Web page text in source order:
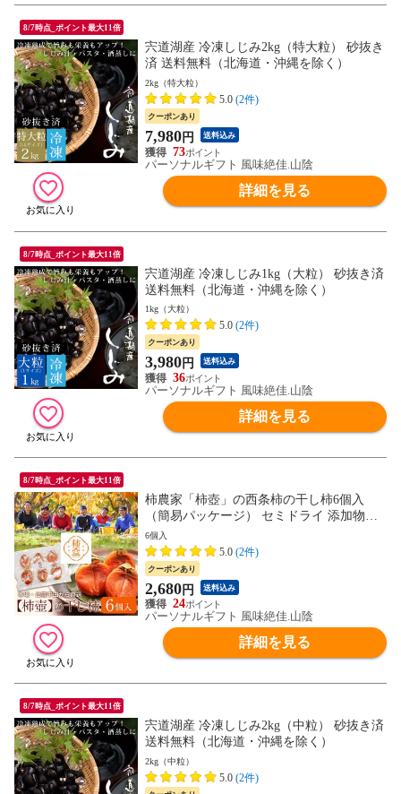
8/7時点_ポイント最大11倍
宍道湖産 冷凍しじみ2kg（特大粒） 砂抜き
済 送料無料（北海道・沖縄を除く）
2kg（特大粒）
5.0 (2件)
クーポンあり
7,980円 送料込み
73
パーソナルギフト 風味絶佳.山陰
詳細を見る
8/7時点_ポイント最大11倍
宍道湖産 冷凍しじみ1kg（大粒） 砂抜き済
送料無料（北海道・沖縄を除く）
1kg（大粒）
5.0 (2件)
クーポンあり
3,980円 送料込み
36
パーソナルギフト 風味絶佳.山陰
詳細を見る
8/7時点_ポイント最大11倍
柿農家「柿壺」の西条柿の干し柿6個入
（簡易パッケージ） セミドライ 添加物不
使用 島根県産 柿 送料無料 ネコポス（他商
品との同梱不可）
6個入
5.0 (2件)
クーポンあり
2,680円 送料込み
24
パーソナルギフト 風味絶佳.山陰
詳細を見る
8/7時点_ポイント最大11倍
宍道湖産 冷凍しじみ2kg（中粒） 砂抜き済
送料無料（北海道・沖縄を除く）
2kg（中粒）
5.0 (2件)